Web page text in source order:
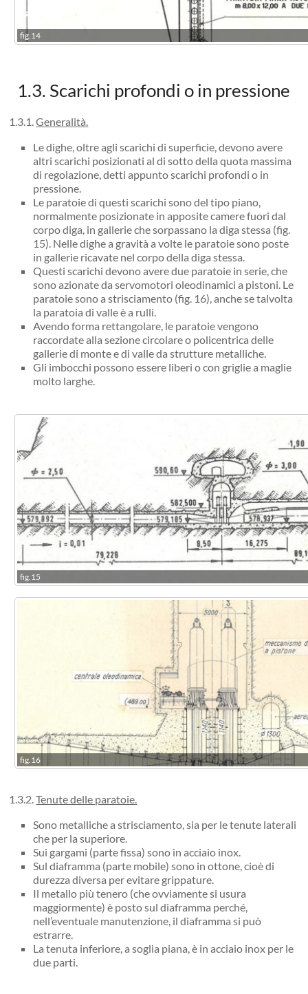
fig.14
1.3. Scarichi profondi o in pressione
1.3.1.Generalità.
Le dighe, oltre agli scarichi di superficie, devono avere
altri scarichi posizionati al di sotto della quota massima
di regolazione, detti appunto scarichi profondi o in
pressione.
Le paratoie di questi scarichi sono del tipo piano,
normalmente posizionate in apposite camere fuori dal
corpo diga, in gallerie che sorpassano la diga stessa (fig.
15). Nelle dighe a gravità a volte le paratoie sono poste
in gallerie ricavate nel corpo della diga stessa.
Questi scarichi devono avere due paratoie in serie, che
sono azionate da servomotori oleodinamici a pistoni. Le
paratoie sono a strisciamento (fig. 16), anche se talvolta
la paratoia di valle è a rulli.
Avendo forma rettangolare, le paratoie vengono
raccordate alla sezione circolare o policentrica delle
gallerie di monte e di valle da strutture metalliche.
Gli imbocchi possono essere liberi o con griglie a maglie
molto larghe.
fig.15
fig.16
1.3.2.Tenute delle paratoie.
Sono metalliche a strisciamento, sia per le tenute laterali
che per la superiore.
Sui gargami (parte fissa) sono in acciaio inox.
Sul diaframma (parte mobile) sono in ottone, cioè di
durezza diversa per evitare grippature.
Il metallo più tenero (che ovviamente si usura
maggiormente) è posto sul diaframma perché,
nell’eventuale manutenzione, il diaframma si può
estrarre.
La tenuta inferiore, a soglia piana, è in acciaio inox per le
due parti.